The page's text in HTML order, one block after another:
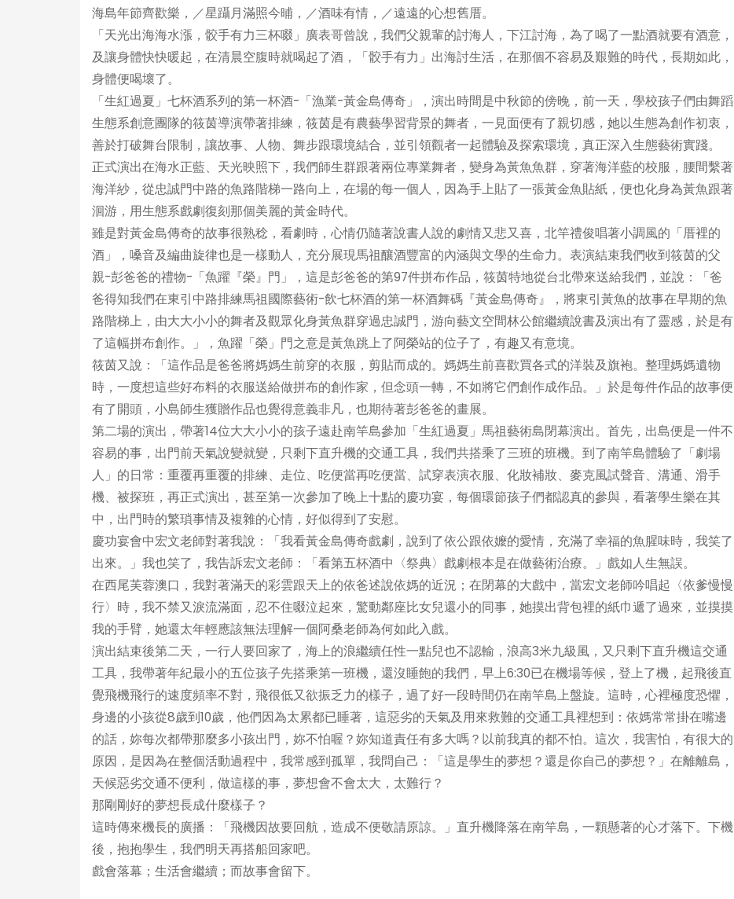
海島年節齊歡樂，／星躡月滿照今晡，／酒味有情，／遠遠的心想舊厝。
「天光出海海水漲，骹手有力三杯啜」廣表哥曾說，我們父親輩的討海人，下江討海，為了喝了一點酒就要有酒意，
及讓身體快快暖起，在清晨空腹時就喝起了酒，「骹手有力」出海討生活，在那個不容易及艱難的時代，長期如此，
身體便喝壞了。
「生紅過夏」七杯酒系列的第一杯酒-「漁業-黃金島傳奇」，演出時間是中秋節的傍晚，前一天，學校孩子們由舞蹈
生態系創意團隊的筱茵導演帶著排練，筱茵是有農藝學習背景的舞者，一見面便有了親切感，她以生態為創作初衷，
善於打破舞台限制，讓故事、人物、舞步跟環境結合，並引領觀者一起體驗及探索環境，真正深入生態藝術實踐。
正式演出在海水正藍、天光映照下，我們師生群跟著兩位專業舞者，變身為黃魚魚群，穿著海洋藍的校服，腰間繫著
海洋紗，從忠誠門中路的魚路階梯一路向上，在場的每一個人，因為手上貼了一張黃金魚貼紙，便也化身為黃魚跟著
洄游，用生態系戲劇復刻那個美麗的黃金時代。
雖是對黃金島傳奇的故事很熟稔，看劇時，心情仍隨著說書人說的劇情又悲又喜，北竿禮俊唱著小調風的「厝裡的
酒」，嗓音及編曲旋律也是一樣動人，充分展現馬祖釀酒豐富的內涵與文學的生命力。表演結束我們收到筱茵的父
親-彭爸爸的禮物-「魚躍『榮』門」，這是彭爸爸的第97件拼布作品，筱茵特地從台北帶來送給我們，並說：「爸
爸得知我們在東引中路排練馬祖國際藝術-飲七杯酒的第一杯酒舞碼『黃金島傳奇』，將東引黃魚的故事在早期的魚
路階梯上，由大大小小的舞者及觀眾化身黃魚群穿過忠誠門，游向藝文空間林公館繼續說書及演出有了靈感，於是有
了這幅拼布創作。」，魚躍「榮」門之意是黃魚跳上了阿榮站的位子了，有趣又有意境。
筱茵又說：「這作品是爸爸將媽媽生前穿的衣服，剪貼而成的。媽媽生前喜歡買各式的洋裝及旗袍。整理媽媽遺物
時，一度想這些好布料的衣服送給做拼布的創作家，但念頭一轉，不如將它們創作成作品。」於是每件作品的故事便
有了開頭，小島師生獲贈作品也覺得意義非凡，也期待著彭爸爸的畫展。
第二場的演出，帶著14位大大小小的孩子遠赴南竿島參加「生紅過夏」馬祖藝術島閉幕演出。首先，出島便是一件不
容易的事，出門前天氣說變就變，只剩下直升機的交通工具，我們共搭乘了三班的班機。到了南竿島體驗了「劇場
人」的日常：重覆再重覆的排練、走位、吃便當再吃便當、試穿表演衣服、化妝補妝、麥克風試聲音、溝通、滑手
機、被探班，再正式演出，甚至第一次參加了晚上十點的慶功宴，每個環節孩子們都認真的參與，看著學生樂在其
中，出門時的繁瑣事情及複雜的心情，好似得到了安慰。
慶功宴會中宏文老師對著我說：「我看黃金島傳奇戲劇，說到了依公跟依嬤的愛情，充滿了幸福的魚腥味時，我笑了
出來。」我也笑了，我告訴宏文老師：「看第五杯酒中〈祭典〉戲劇根本是在做藝術治療。」戲如人生無誤。
在西尾芙蓉澳口，我對著滿天的彩雲跟天上的依爸述說依媽的近況；在閉幕的大戲中，當宏文老師吟唱起〈依爹慢慢
行〉時，我不禁又淚流滿面，忍不住啜泣起來，驚動鄰座比女兒還小的同事，她摸出背包裡的紙巾遞了過來，並摸摸
我的手臂，她還太年輕應該無法理解一個阿桑老師為何如此入戲。
演出結束後第二天，一行人要回家了，海上的浪繼續任性一點兒也不認輸，浪高3米九級風，又只剩下直升機這交通
工具，我帶著年紀最小的五位孩子先搭乘第一班機，還沒睡飽的我們，早上6:30已在機場等候，登上了機，起飛後直
覺飛機飛行的速度頻率不對，飛很低又欲振乏力的樣子，過了好一段時間仍在南竿島上盤旋。這時，心裡極度恐懼，
身邊的小孩從8歲到10歲，他們因為太累都已睡著，這惡劣的天氣及用來救難的交通工具裡想到：依媽常常掛在嘴邊
的話，妳每次都帶那麼多小孩出門，妳不怕喔？妳知道責任有多大嗎？以前我真的都不怕。這次，我害怕，有很大的
原因，是因為在整個活動過程中，我常感到孤單，我問自己：「這是學生的夢想？還是你自己的夢想？」在離離島，
天候惡劣交通不便利，做這樣的事，夢想會不會太大，太難行？
那剛剛好的夢想長成什麼樣子？
這時傳來機長的廣播：「飛機因故要回航，造成不便敬請原諒。」直升機降落在南竿島，一顆懸著的心才落下。下機
後，抱抱學生，我們明天再搭船回家吧。
戲會落幕；生活會繼續；而故事會留下。